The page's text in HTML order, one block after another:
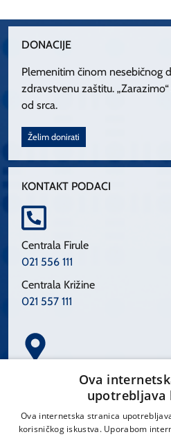
DONACIJE
Plemenitim činom nesebičnog
zdravstvenu zaštitu.
od srca.
Želim donirati
KONTAKT PODACI
Centrala Firule
021 556 111
Centrala Križine
021 557 111
Spinčićeva 1, 21000 Split
Ova
upotrebljava
Ova internetska stranica
korisničkog iskustva. Uporabom